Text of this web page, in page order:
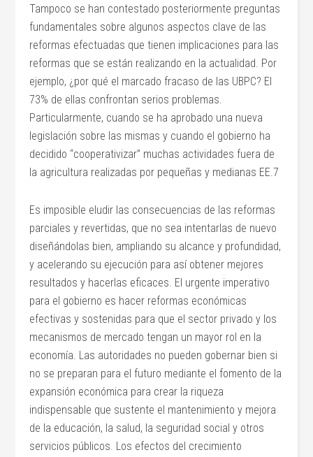
Tampoco se han contestado posteriormente preguntas
fundamentales sobre algunos aspectos clave de las
reformas efectuadas que tienen implicaciones para las
reformas que se están realizando en la actualidad. Por
ejemplo, ¿por qué el marcado fracaso de las UBPC? El
73% de ellas confrontan serios problemas.
Particularmente, cuando se ha aprobado una nueva
legislación sobre las mismas y cuando el gobierno ha
decidido “cooperativizar” muchas actividades fuera de
la agricultura realizadas por pequeñas y medianas EE.7
Es imposible eludir las consecuencias de las reformas
parciales y revertidas, que no sea intentarlas de nuevo
diseñándolas bien, ampliando su alcance y profundidad,
y acelerando su ejecución para así obtener mejores
resultados y hacerlas eficaces. El urgente imperativo
para el gobierno es hacer reformas económicas
efectivas y sostenidas para que el sector privado y los
mecanismos de mercado tengan un mayor rol en la
economía. Las autoridades no pueden gobernar bien si
no se preparan para el futuro mediante el fomento de la
expansión económica para crear la riqueza
indispensable que sustente el mantenimiento y mejora
de la educación, la salud, la seguridad social y otros
servicios públicos. Los efectos del crecimiento